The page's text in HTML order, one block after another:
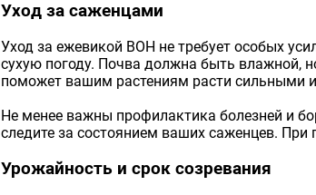
Уход за саженцами
Уход за ежевикой ВОН не требует особых
сухую погоду. Почва должна быть влажной,
поможет вашим растениям расти сильными
Не менее важны профилактика болезней и
следите за состоянием ваших саженцев.
Урожайность и срок созревания